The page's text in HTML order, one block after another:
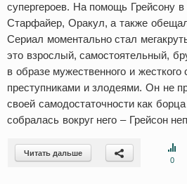
супергероев. На помощь Грейсону
Старфайер, Оракул, а также
Сериал моментально стал
это взрослый, самостоятельный,
в образе мужественного и
преступниками и злодеями. Он не
своей самодостаточности как
собралась вокруг него – Грейсон
Читать дальше
0